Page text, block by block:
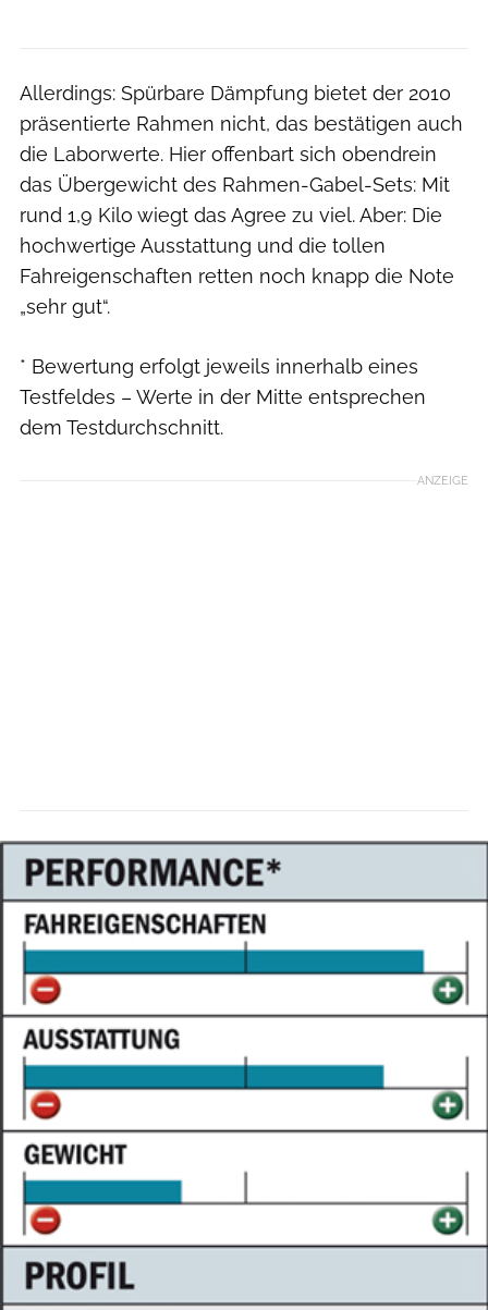
Allerdings: Spürbare Dämpfung bietet der 2010
präsentierte Rahmen nicht, das bestätigen auch
die Laborwerte. Hier offenbart sich obendrein
das Übergewicht des Rahmen-Gabel-Sets: Mit
rund 1,9 Kilo wiegt das Agree zu viel. Aber: Die
hochwertige Ausstattung und die tollen
Fahreigenschaften retten noch knapp die Note
„sehr gut“.
* Bewertung erfolgt jeweils innerhalb eines
Testfeldes – Werte in der Mitte entsprechen
dem Testdurchschnitt.
ANZEIGE